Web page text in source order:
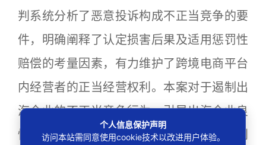
判系统分析了恶意投诉构成不正当竞争的要
件，明确阐释了认定损害后果及适用惩罚性
赔偿的考量因素，有力维护了跨境电商平台
内经营者的正当经营权利。本案对于遏制出
海企业的不正当竞争行为，引导出海企业良
性竞争、营造公平有序的跨境营商环境起到
个人信息保护声明
访问本站需同意使用cookie技术以改进用户体验。